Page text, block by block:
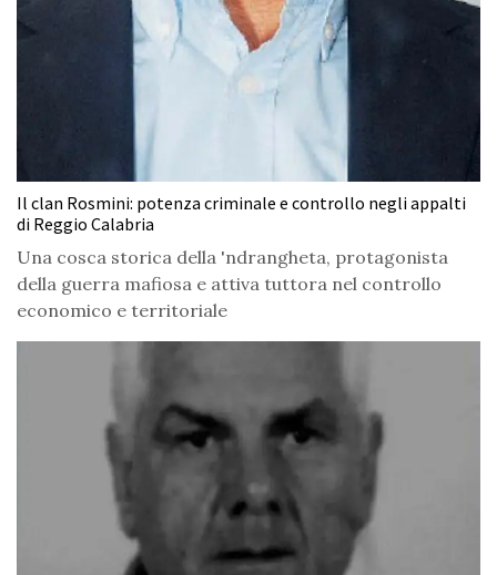
Il clan Rosmini: potenza criminale e controllo negli appalti
di Reggio Calabria
Una cosca storica della 'ndrangheta, protagonista
della guerra mafiosa e attiva tuttora nel controllo
economico e territoriale